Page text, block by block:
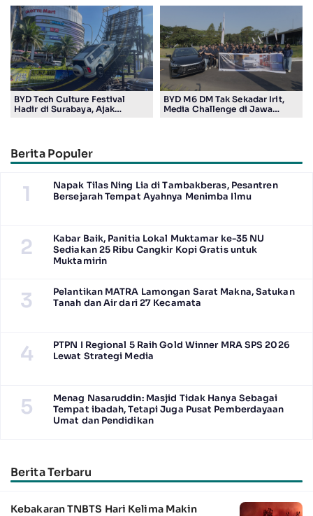
Penggemar Teknologi dan
Sepak Bola
Digital
BYD Tech Culture Festival
Hadir di Surabaya, Ajak
BYD M6 DM Tak Sekadar Irit,
Media Challenge di Jawa
Berita Populer
1
Napak Tilas Ning Lia di Tambakberas, Pesantren
Bersejarah Tempat Ayahnya Menimba Ilmu
2
Kabar Baik, Panitia Lokal Muktamar ke-35 NU
Sediakan 25 Ribu Cangkir Kopi Gratis untuk
Muktamirin
3
Pelantikan MATRA Lamongan Sarat Makna, Satukan
Tanah dan Air dari 27 Kecamata
4
PTPN I Regional 5 Raih Gold Winner MRA SPS 2026
Lewat Strategi Media
5
Menag Nasaruddin: Masjid Tidak Hanya Sebagai
Tempat ibadah, Tetapi Juga Pusat Pemberdayaan
Umat dan Pendidikan
Berita Terbaru
Kebakaran TNBTS Hari Kelima Makin